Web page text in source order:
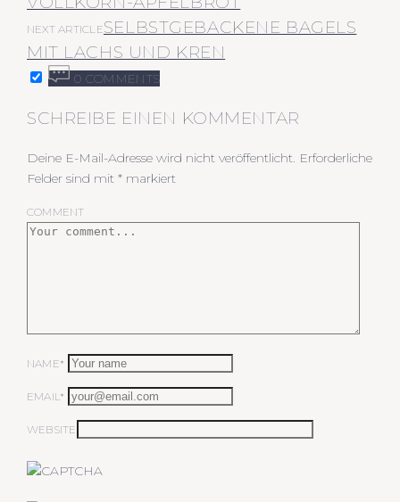
NEXT ARTICLESELBSTGEBACKENE BAGELS
MIT LACHS UND KREN
0 COMMENTS
SCHREIBE EINEN KOMMENTAR
Deine E-Mail-Adresse wird nicht veröffentlicht. Erforderliche
Felder sind mit * markiert
COMMENT
NAME*
EMAIL*
WEBSITE